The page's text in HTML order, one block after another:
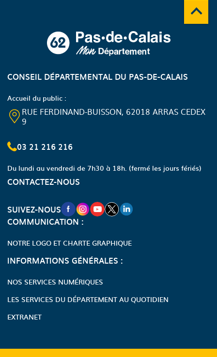
CONSEIL DÉPARTEMENTAL DU PAS-DE-CALAIS
Accueil du public :
RUE FERDINAND-BUISSON, 62018 ARRAS CEDEX
9
03 21 216 216
Du lundi au vendredi de 7h30 à 18h. (fermé les jours fériés)
CONTACTEZ-NOUS
SUIVEZ-NOUSNOUVELLE FENÊTRE VERS LA PAGE
NOUVELLE FENÊTRE VERS LA
NOUVELLE FENÊTRE VERS LA
NOUVELLE FENÊTRE VERS
NOUVELLE FENÊTRE
COMMUNICATION :
NOTRE LOGO ET CHARTE GRAPHIQUE
INFORMATIONS GÉNÉRALES :
NOS SERVICES NUMÉRIQUES
LES SERVICES DU DÉPARTEMENT AU QUOTIDIEN
EXTRANET